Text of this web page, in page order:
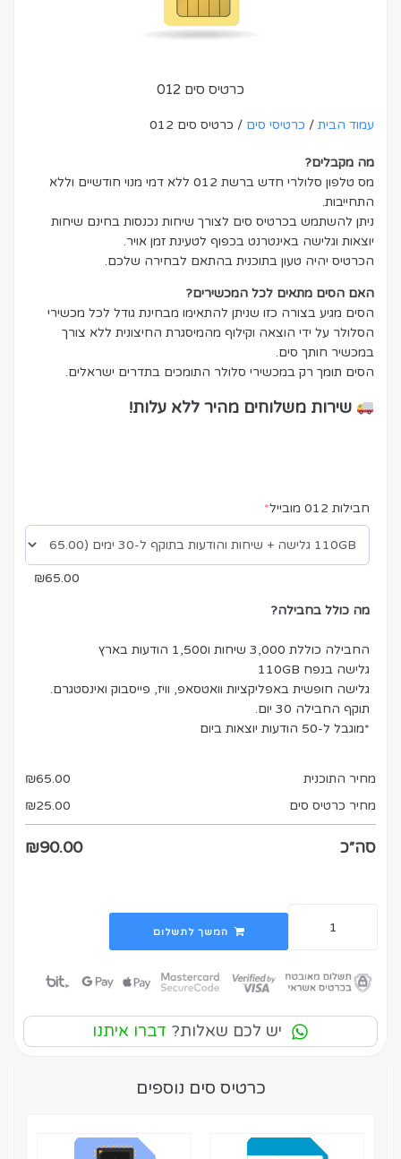
כרטיס סים 012
עמוד הבית / כרטיסי סים / כרטיס סים 012
מה מקבלים?
מס טלפון סלולרי חדש ברשת 012 ללא דמי מנוי חודשיים וללא
התחייבות.
ניתן להשתמש בכרטיס סים לצורך שיחות נכנסות בחינם שיחות
יוצאות וגלישה באינטרנט בכפוף לטעינת זמן אויר.
הכרטיס יהיה טעון בתוכנית בהתאם לבחירה שלכם.
האם הסים מתאים לכל המכשירים?
הסים מגיע בצורה כזו שניתן להתאימו מבחינת גודל לכל מכשירי
הסלולר על ידי הוצאה וקילוף מהמיסגרת החיצונית ללא צורך
במכשיר חותך סים.
הסים תומך רק במכשירי סלולר התומכים בתדרים ישראלים.
שירותמשלוחים מהיר ללא עלות!
חבילות 012 מובייל *
₪65.00
מה כולל בחבילה?
החבילה כוללת 3,000 שיחות ו1,500 הודעות בארץ
גלישה בנפח 110GB
גלישה חופשית באפליקציות וואטסאפ, וויז, פייסבוק ואינסטגרם.
תוקף החבילה 30 יום.
*מוגבל ל-50 הודעות יוצאות ביום
מחיר התוכנית ₪65.00
מחיר כרטיס סים
₪25.00
סה״כ ₪90.00
המשך לתשלום
יש לכם שאלות? דברו איתנו
כרטיס סים נוספים